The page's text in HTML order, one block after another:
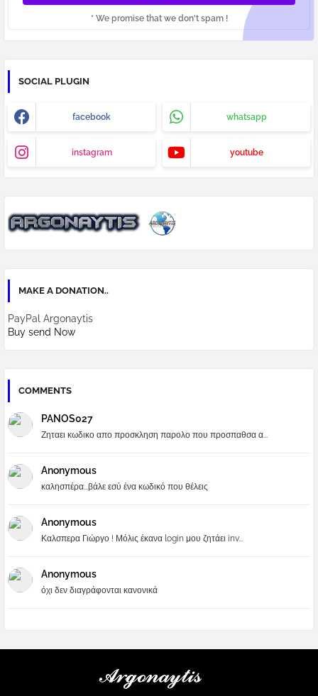
* We promise that we don't spam !
SOCIAL PLUGIN
facebook whatsapp
instagram youtube
MAKE A DONATION..
PayPal Argonaytis
Buy send Now
COMMENTS
PANOS027
Ζηταει κωδικο απο προσκληση παρολο που προσπαθσα α...
Anonymous
καλησπέρα...βάλε εσύ ένα κωδικό που θέλεις
Anonymous
Καλσπερα Γιώργο ! Μόλις έκανα login μου ζητάει inv...
Anonymous
όχι δεν διαγράφονται κανονικά